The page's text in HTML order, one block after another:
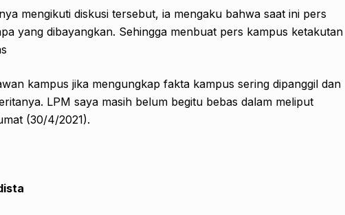
mengikuti diskusi tersebut, ia mengaku bahwa saat ini pers
yang dibayangkan. Sehingga menbuat pers kampus ketakutan
kampus jika mengungkap fakta kampus sering dipanggil dan
LPM saya masih belum begitu bebas dalam meliput
(30/4/2021).